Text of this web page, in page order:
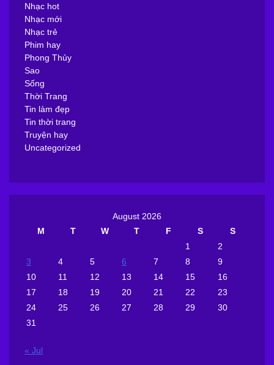
Nhạc hot
Nhạc mới
Nhạc trẻ
Phim hay
Phong Thủy
Sao
Sống
Thời Trang
Tin làm đẹp
Tin thời trang
Truyện hay
Uncategorized
August 2026
M
T W T F S
S
1
2
3
4 5 6 7 8
9
10
11 12 13 14 15
16
17
18 19 20 21 22
23
24
25 26 27 28 29
30
31
« Jul